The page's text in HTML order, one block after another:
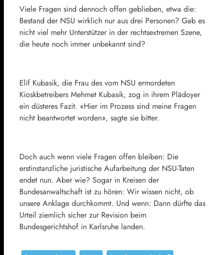
Viele Fragen sind dennoch offen geblieben, etwa die:
Bestand der NSU wirklich nur aus drei Personen? Gab es
nicht viel mehr Unterstützer in der rechtsextremen Szene,
die heute noch immer unbekannt sind?
Elif Kubasik, die Frau des vom NSU ermordeten
Kioskbetreibers Mehmet Kubasik, zog in ihrem Plädoyer
ein düsteres Fazit. «Hier im Prozess sind meine Fragen
nicht beantwortet worden», sagte sie bitter.
Doch auch wenn viele Fragen offen bleiben: Die
erstinstanzliche juristische Aufarbeitung der NSU-Taten
endet nun. Aber wie? Sogar in Kreisen der
Bundesanwaltschaft ist zu hören: Wir wissen nicht, ob
unsere Anklage durchkommt. Und wenn: Dann dürfte das
Urteil ziemlich sicher zur Revision beim
Bundesgerichtshof in Karlsruhe landen.